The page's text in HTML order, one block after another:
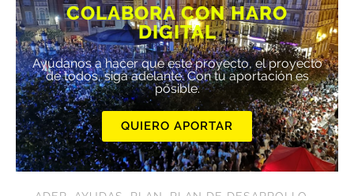
COLABORA CON HARO
DIGITAL
Ayúdanos a hacer que este proyecto, el proyecto
de todos, siga adelante. Con tu aportación es
posible.
QUIERO APORTAR